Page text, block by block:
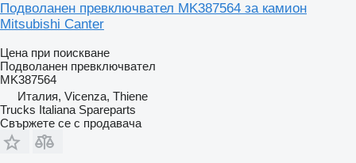
Подволанен превключвател MK387564 за камион
Mitsubishi Canter
Цена при поискване
Подволанен превключвател
MK387564
Италия, Vicenza, Thiene
Trucks Italiana Spareparts
Свържете се с продавача